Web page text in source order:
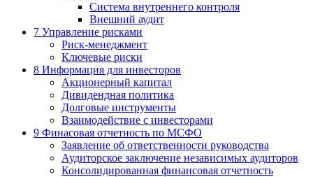
Система внутреннего контроля
Внешний аудит
7 Управление рисками
Риск-менеджмент
Ключевые риски
8 Информация для инвесторов
Акционерный капитал
Дивидендная политика
Долговые инструменты
Взаимодействие с инвеcторами
9 Финасовая отчетность по МСФО
Заявление об ответственности руководства
Аудиторское заключение независимых аудиторов
Консолидированная финансовая отчетность